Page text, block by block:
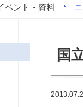
ベント・資料
国